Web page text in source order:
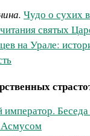
Чудо о сухих
святых
на Урале:
император.